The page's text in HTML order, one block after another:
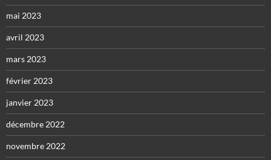
mai 2023
avril 2023
mars 2023
février 2023
janvier 2023
décembre 2022
novembre 2022